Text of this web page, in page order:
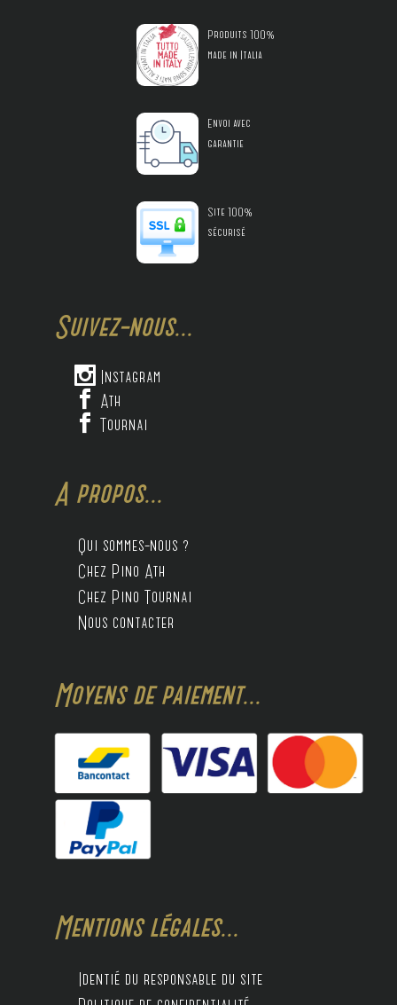
Produits 100%
made in Italia
Envoi avec
garantie
Site 100%
sécurisé
Suivez-nous...
 Instagram
 Ath
 Tournai
A propos...
Qui sommes-nous ?
Chez Pino Ath
Chez Pino Tournai
Nous contacter
Moyens de paiement...
Mentions légales...
Identié du responsable du site